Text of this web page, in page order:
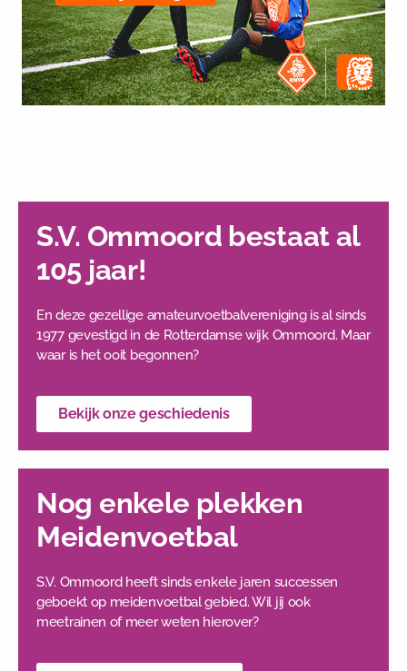
S.V. Ommoord bestaat al
105 jaar!
En deze gezellige amateurvoetbalvereniging is al sinds
1977 gevestigd in de Rotterdamse wijk Ommoord. Maar
waar is het ooit begonnen?
Bekijk onze geschiedenis
Nog enkele plekken
Meidenvoetbal
S.V. Ommoord heeft sinds enkele jaren successen
geboekt op meidenvoetbal gebied. Wil jij ook
meetrainen of meer weten hierover?